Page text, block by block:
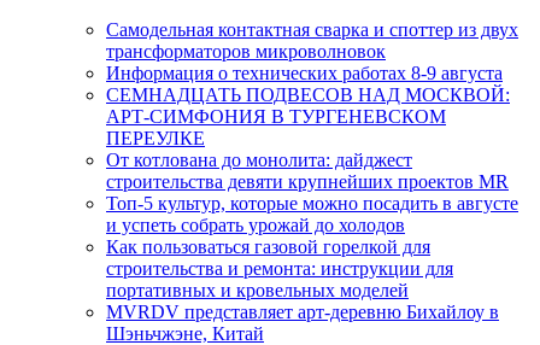
Самодельная контактная сварка и споттер из двух
трансформаторов микроволновок
Информация о технических работах 8-9 августа
СЕМНАДЦАТЬ ПОДВЕСОВ НАД МОСКВОЙ:
АРТ-СИМФОНИЯ В ТУРГЕНЕВСКОМ
ПЕРЕУЛКЕ
От котлована до монолита: дайджест
строительства девяти крупнейших проектов MR
Топ-5 культур, которые можно посадить в августе
и успеть собрать урожай до холодов
Как пользоваться газовой горелкой для
строительства и ремонта: инструкции для
портативных и кровельных моделей
MVRDV представляет арт-деревню Бихайлоу в
Шэньчжэне, Китай